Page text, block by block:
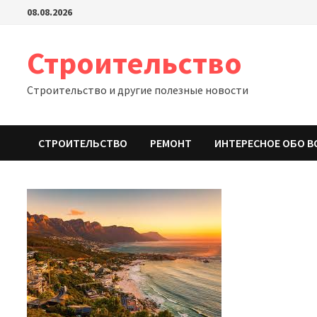
Перейти08.08.2026
Строительство
Строительство и другие полезные новости
СТРОИТЕЛЬСТВО РЕМОНТ ИНТЕРЕСНОЕ ОБО